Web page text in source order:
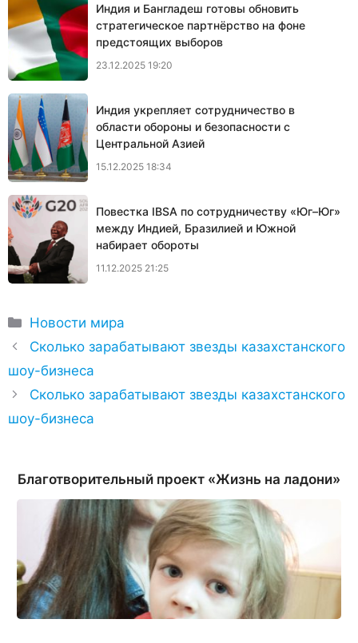
Индия и Бангладеш готовы обновить
стратегическое партнёрство на фоне
предстоящих выборов
23.12.2025 19:20
Индия укрепляет сотрудничество в
области обороны и безопасности с
Центральной Азией
15.12.2025 18:34
Повестка IBSA по сотрудничеству «Юг–Юг»
между Индией, Бразилией и Южной
набирает обороты
11.12.2025 21:25
Рубрики
Новости мира
Сколько зарабатывают звезды казахстанского
шоу-бизнеса
Сколько зарабатывают звезды казахстанского
шоу-бизнеса
Благотворительный проект «Жизнь на ладони»